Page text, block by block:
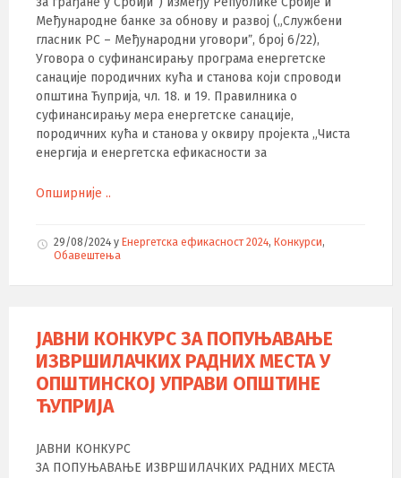
Међународне банке за обнову и развој („Службени
гласник РС – Међународни уговориˮ, број 6/22),
Уговора о суфинансирању програма енергетске
санације породичних кућа и станова који спроводи
општина Ћуприја, чл. 18. и 19. Правилника о
суфинансирању мера енергетске санације,
породичних кућа и станова у оквиру пројекта „Чиста
енергија и енергетска ефикасности за
Опширније ..
29/08/2024 у Енергетска ефикасност 2024, Конкурси,
Обавештења
ЈАВНИ КОНКУРС ЗА ПОПУЊАВАЊЕ
ИЗВРШИЛАЧКИХ РАДНИХ МЕСТА У
ОПШТИНСКОЈ УПРАВИ ОПШТИНЕ
ЋУПРИЈА
ЈАВНИ КОНКУРС
ЗА ПОПУЊАВАЊЕ ИЗВРШИЛАЧКИХ РАДНИХ МЕСТА